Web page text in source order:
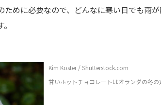
ために必要なので、どんなに寒い日でも雨
Kim Koster / Shutterstock.com
甘いホットチョコレートはオランダの冬の